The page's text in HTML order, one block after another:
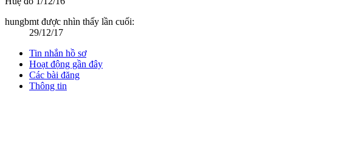
hungbmt được nhìn thấy lần cuối:
29/12/17
Tin nhắn hồ sơ
Hoạt động gần đây
Các bài đăng
Thông tin